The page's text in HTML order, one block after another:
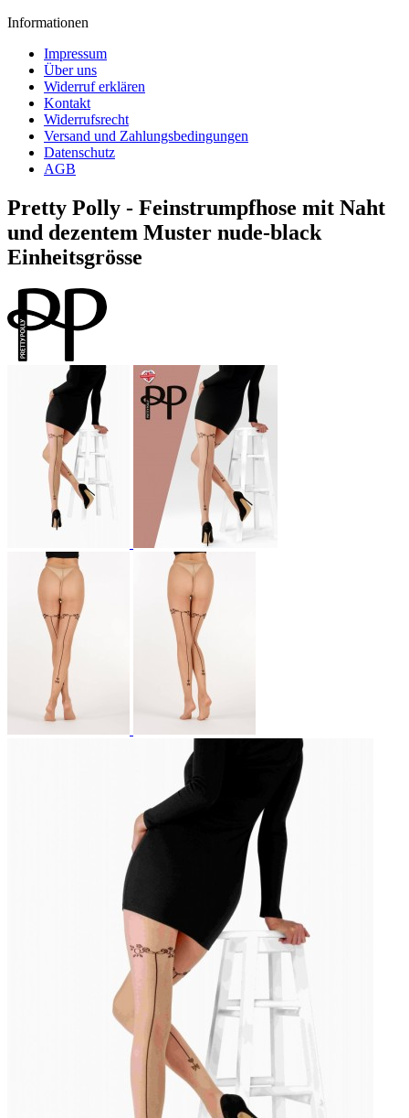
Informationen
Impressum
Über uns
Widerruf erklären
Kontakt
Widerrufsrecht
Versand und Zahlungsbedingungen
Datenschutz
AGB
Pretty Polly - Feinstrumpfhose mit Naht
und dezentem Muster nude-black
Einheitsgrösse